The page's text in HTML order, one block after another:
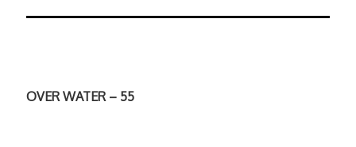
OVER WATER – 55